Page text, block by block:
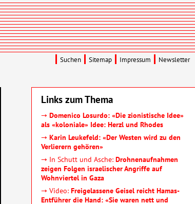
Links zum Thema
→ Domenico Losurdo: «Die zionistische Idee»
als «koloniale» Idee: Herzl und Rhodes
→ Karin Leukefeld: «Der Westen wird zu den
Verlierern gehören»
→ In Schutt und Asche: Drohnenaufnahmen
zeigen Folgen israelischer Angriffe auf
Wohnviertel in Gaza
→ Video: Freigelassene Geisel reicht Hamas-
Entführer die Hand: «Sie waren nett und
Suchen Sitemap Impressum Newsletter